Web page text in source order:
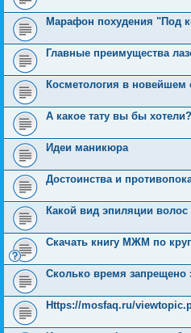
Марафон похудения "Под
Главные преимущества
Косметология в
А какое тату вы бы хотели?
Идеи маникюра
Достоинства и
Какой вид эпиляции
Скачать книгу МЖМ по
Сколько время запрещено
Https://mosfaq.ru/